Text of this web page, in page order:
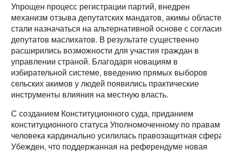
Упрощен процесс регистрации партий, внедрен
механизм отзыва депутатских мандатов, акимы
стали назначаться на альтернативной основе с согласия
депутатов маслихатов. В результате существенно
расширились возможности для участия граждан в
управлении страной. Благодаря новациям в
избирательной системе, введению прямых выборов
сельских акимов у людей появились практические
инструменты влияния на местную власть.
С созданием Конституционного суда, приданием
конституционного статуса Уполномоченному по правам
человека кардинально усилилась правозащитная сфера.
Убежден, что поддержанная на референдуме новая